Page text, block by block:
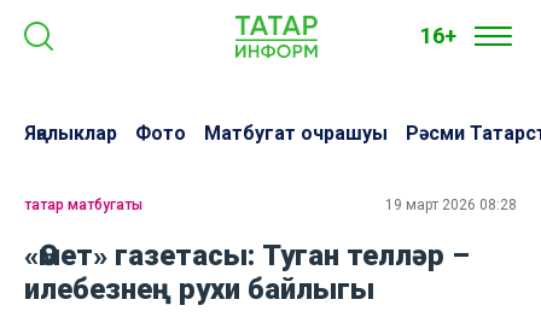
16+
Яңалыклар Фото Матбугат очрашуы Рәсми
татар матбугаты 19 март 2026 08:28
«Өмет» газетасы: Туган телләр –
илебезнең рухи байлыгы